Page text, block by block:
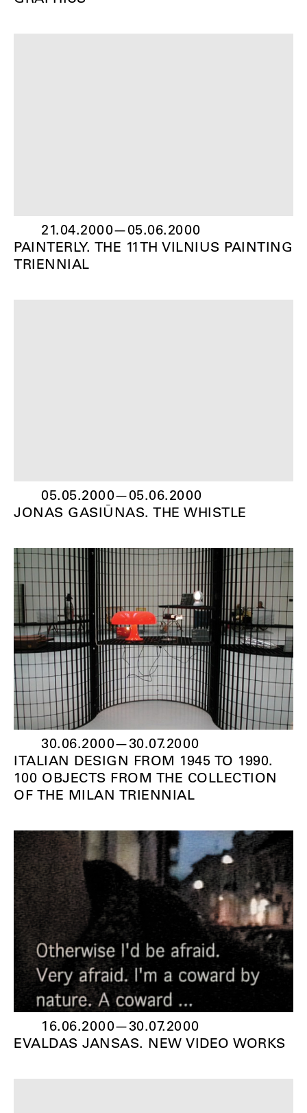
21.04.2000—05.06.2000
PAINTERLY. THE 11TH VILNIUS PAINTING
TRIENNIAL
05.05.2000—05.06.2000
JONAS GASIŪNAS. THE WHISTLE
30.06.2000—30.07.2000
ITALIAN DESIGN FROM 1945 TO 1990.
100 OBJECTS FROM THE COLLECTION
OF THE MILAN TRIENNIAL
16.06.2000—30.07.2000
EVALDAS JANSAS. NEW VIDEO WORKS